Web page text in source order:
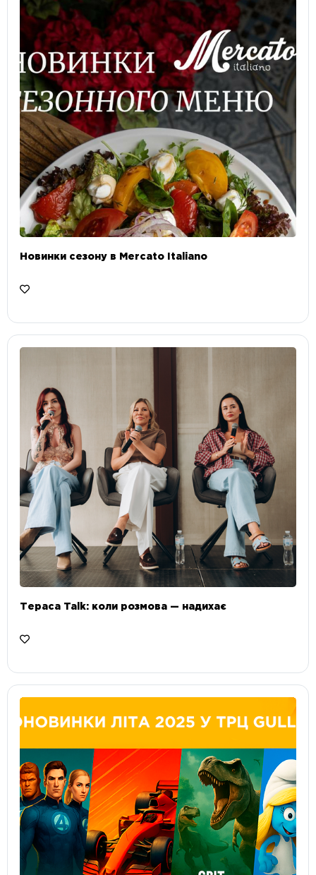
Новинки сезону в Mercato Italiano
Тераса Talk: коли розмова — надихає